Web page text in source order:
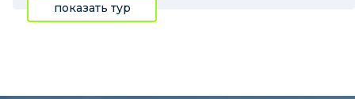
показать тур